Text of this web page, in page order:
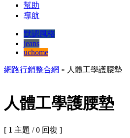
幫助
導航
默認風格
jeans
uchome
網路行銷整合網 » 人體工學護腰墊
人體工學護腰墊
[ 1 主題 / 0 回復 ]